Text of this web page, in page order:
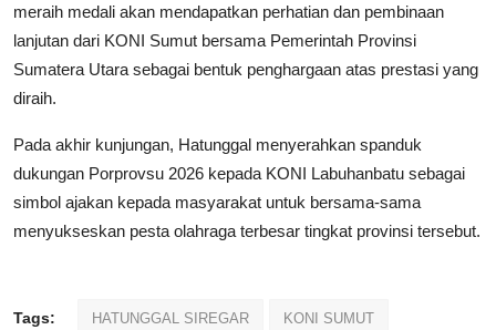
meraih medali akan mendapatkan perhatian dan pembinaan
lanjutan dari KONI Sumut bersama Pemerintah Provinsi
Sumatera Utara sebagai bentuk penghargaan atas prestasi yang
diraih.
Pada akhir kunjungan, Hatunggal menyerahkan spanduk
dukungan Porprovsu 2026 kepada KONI Labuhanbatu sebagai
simbol ajakan kepada masyarakat untuk bersama-sama
menyukseskan pesta olahraga terbesar tingkat provinsi tersebut.
Tags: HATUNGGAL SIREGAR KONI SUMUT